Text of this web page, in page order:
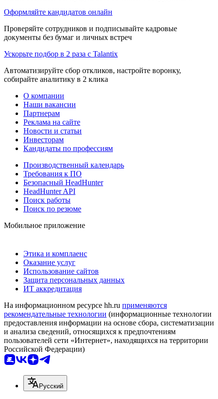
Оформляйте кандидатов онлайн
Проверяйте сотрудников и подписывайте кадровые
документы без бумаг и личных встреч
Ускорьте подбор в 2 раза с Talantix
Автоматизируйте сбор откликов, настройте воронку,
собирайте аналитику в 2 клика
О компании
Наши вакансии
Партнерам
Реклама на сайте
Новости и статьи
Инвесторам
Кандидаты по профессиям
Производственный календарь
Требования к ПО
Безопасный HeadHunter
HeadHunter API
Поиск работы
Поиск по резюме
Мобильное приложение
Этика и комплаенс
Оказание услуг
Использование сайтов
Защита персональных данных
ИТ аккредитация
На информационном ресурсе hh.ru применяются
рекомендательные технологии (информационные технологии
предоставления информации на основе сбора, систематизации
и анализа сведений, относящихся к предпочтениям
пользователей сети «Интернет», находящихся на территории
Российской Федерации)
Русский